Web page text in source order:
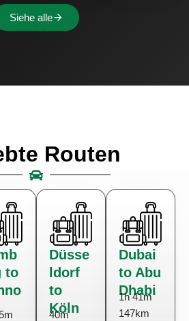
Siehe alle
Routen
to
Düsse
ldorf
to
Köln
40m
Dubai
to Abu
Dhabi
1h 41m
147km